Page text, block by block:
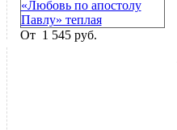
От 1 545 руб.